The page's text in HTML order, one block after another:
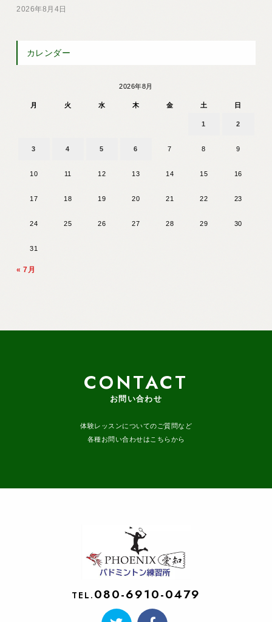
2026年8月4日
カレンダー
2026年8月
月 火 水 木 金 土 日
1 2
3 4 5 6 7 8 9
10 11 12 13 14 15 16
17 18 19 20 21 22 23
24 25 26 27 28 29 30
31
« 7月
CONTACT
お問い合わせ
体験レッスンについてのご質問など
各種お問い合わせはこちらから
TEL. 080-6910-0479